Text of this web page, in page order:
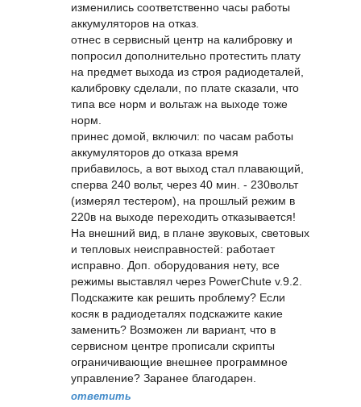
изменились соответственно часы работы
аккумуляторов на отказ.
отнес в сервисный центр на калибровку и
попросил дополнительно протестить плату
на предмет выхода из строя радиодеталей,
калибровку сделали, по плате сказали, что
типа все норм и вольтаж на выходе тоже
норм.
принес домой, включил: по часам работы
аккумуляторов до отказа время
прибавилось, а вот выход стал плавающий,
сперва 240 вольт, через 40 мин. - 230вольт
(измерял тестером), на прошлый режим в
220в на выходе переходить отказывается!
На внешний вид, в плане звуковых, световых
и тепловых неисправностей: работает
исправно. Доп. оборудования нету, все
режимы выставлял через PowerChute v.9.2.
Подскажите как решить проблему? Если
косяк в радиодеталях подскажите какие
заменить? Возможен ли вариант, что в
сервисном центре прописали скрипты
ограничивающие внешнее программное
управление? Заранее благодарен.
ответить